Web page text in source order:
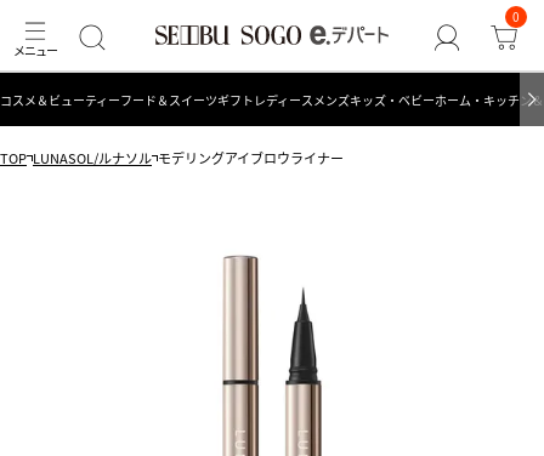
0
コスメ＆ビューティーフード＆スイーツギフト レディース メンズキッズ・ベビーホーム・キッチン
TOP LUNASOL/ルナソル モデリングアイブロウライナー